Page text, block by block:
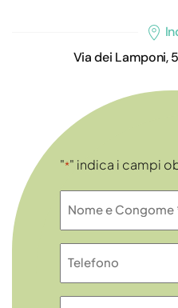
Via dei Lamponi,
"*" indica i campi
Cognome